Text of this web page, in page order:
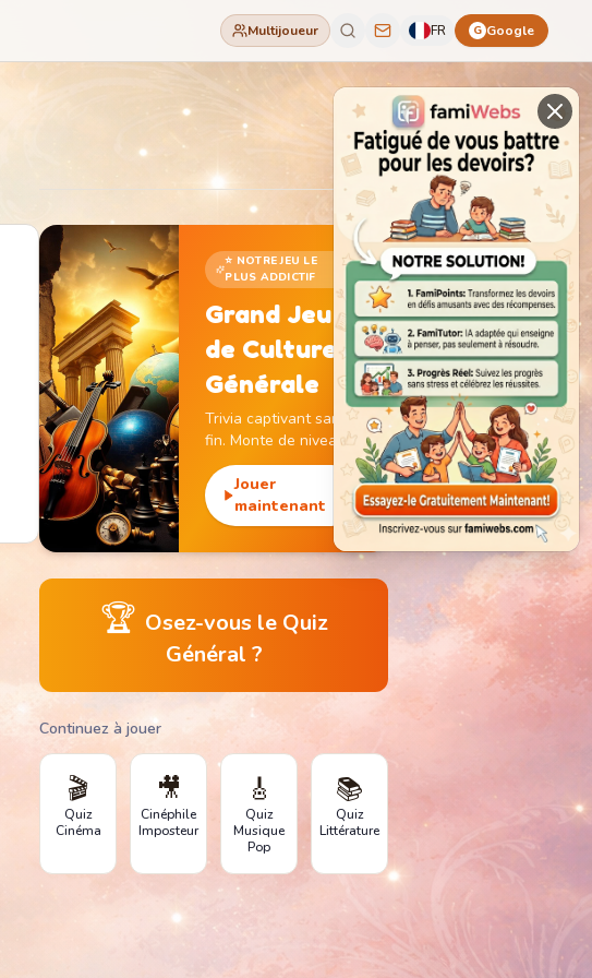
Multijoueur FR G Google
⭐ NOTRE JEU LE
PLUS ADDICTIF
Grand Jeu
de Culture
Générale
Trivia captivant sans
fin. Monte de niveau,
gagne des pièces et
débloque des
monuments
emblématiques.
Jouer
maintenant
🏆 Osez-vous le Quiz
Général ?
Continuez à jouer
🎬
Quiz
Cinéma
🎥
Cinéphile
Imposteur
🎸
Quiz
Musique
Pop
📚
Quiz
Littérature